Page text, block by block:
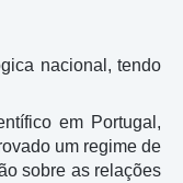
nacional, tendo
em Portugal,
um regime de
sobre as relações